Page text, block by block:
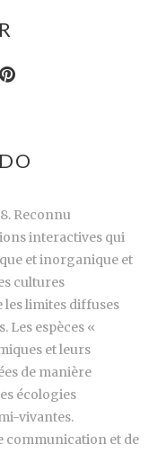
Reconnu
interactives qui
et inorganique et
cultures
limites diffuses
Les espèces «
et leurs
de manière
écologies
vivantes.
communication et de